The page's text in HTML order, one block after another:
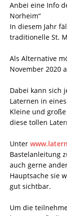
Anbei eine Info
Norheim“
In diesem Jahr
traditionelle St.
Als Alternative
November 2020
Dabei kann sich
Laternen in
Kleine und
diese tollen
Unter
Bastelanleitung
auch gerne
Hauptsache sie
gut sichtbar.
Um die